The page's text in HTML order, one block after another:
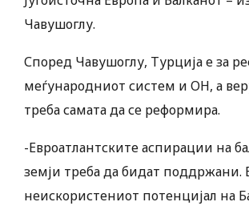
Чавушоглу.
Според Чавушоглу, Турција е за
меѓународниот систем и ОН, а
треба самата да се реформира.
-Евроатлантските аспирации на
земји треба да бидат поддржани.
неискористениот потенцијал на